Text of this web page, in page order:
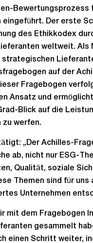
Bewertungsprozess
eingeführt. Der erste
des Ethikkodex
weltweit. Als
strategischen
auf der
Fragebogen
Ansatz und
Blick auf die
zu werfen.
„Der Achilles-
ab, nicht nur ESG-
Qualität, soziale
Themen sind für uns
Unternehmen
mit dem Fragebogen
gesammelt
einen Schritt weiter,